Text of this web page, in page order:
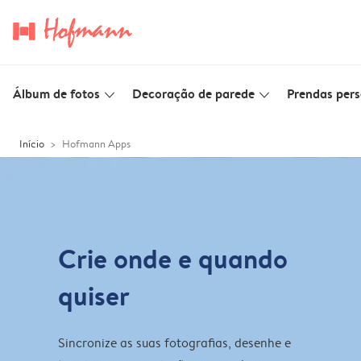
Álbum de fotos slim_arrow_down Decoração de parede slim_arrow_down Prendas
Início Hofmann Apps
Crie onde e quando
quiser
Sincronize as suas fotografias, desenhe e